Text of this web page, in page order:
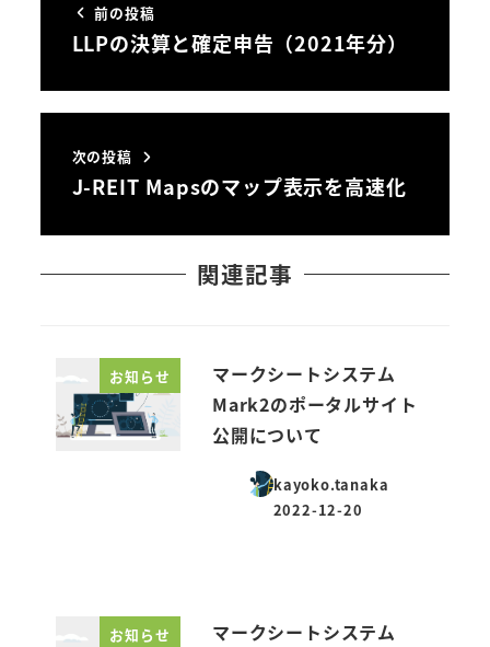
前の投稿
LLPの決算と確定申告（2021年分）
次の投稿
J-REIT Mapsのマップ表示を高速化
関連記事
お知らせ
マークシートシステム
Mark2のポータルサイト
公開について
kayoko.tanaka
投稿日
2022-12-20
お知らせ
マークシートシステム